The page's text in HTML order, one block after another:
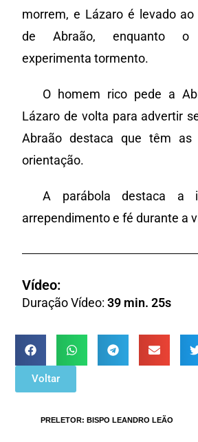
morrem, e Lázaro é levado
de Abraão, enquanto o
experimenta tormento.
O homem rico pede a
Lázaro de volta para advertir
Abraão destaca que têm as
orientação.
A parábola destaca a
arrependimento e fé durante a
Vídeo:
Duração Vídeo:39 min. 25s
Voltar
:PRELETOR: BISPO LEANDRO LEÃO